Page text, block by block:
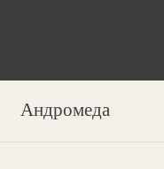
Андромеда